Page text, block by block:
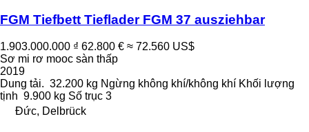
FGM Tiefbett Tieflader FGM 37 ausziehbar
1.903.000.000 ₫ 62.800 € ≈ 72.560 US$
Sơ mi rơ mooc sàn thấp
2019
Dung tải. 32.200 kg Ngừng không khí/không khí Khối lượng
tịnh 9.900 kg Số trục 3
Đức, Delbrück